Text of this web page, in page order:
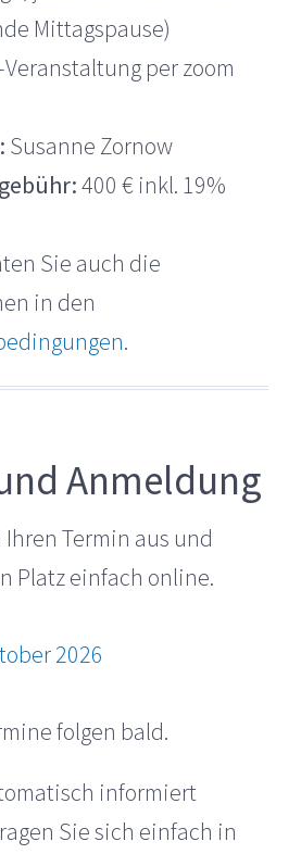
Mittagspause)
per zoom
Susanne Zornow
400 € inkl. 19%
Sie auch die
in den
.
Anmeldung
Termin aus und
Platz einfach online.
2026
folgen bald.
informiert
Sie sich einfach in